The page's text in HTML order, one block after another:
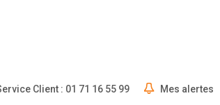
Client : 01 71 16 55 99 Mes alertes